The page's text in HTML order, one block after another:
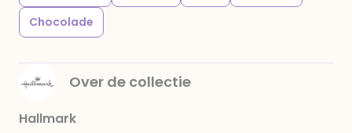
Chocolade
Over de collectie
Hallmark